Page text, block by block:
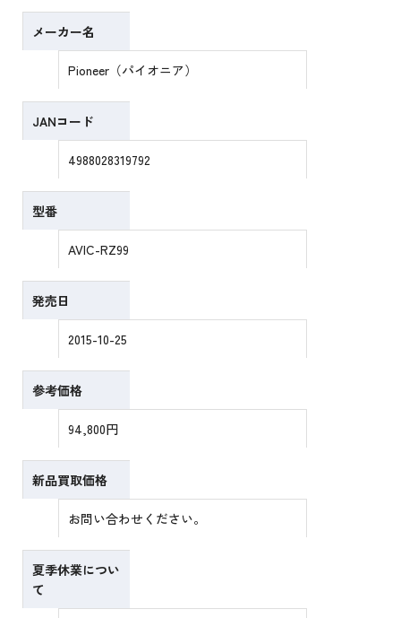
メーカー名
Pioneer（パイオニア）
JANコード
4988028319792
型番
AVIC-RZ99
発売日
2015-10-25
参考価格
94,800円
新品買取価格
お問い合わせください。
夏季休業につい
て